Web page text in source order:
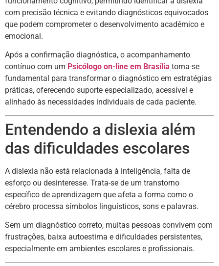
com precisão técnica e evitando diagnósticos equivocados
que podem comprometer o desenvolvimento acadêmico e
emocional.
Após a confirmação diagnóstica, o acompanhamento
contínuo com um Psicólogo on-line em Brasília torna-se
fundamental para transformar o diagnóstico em estratégias
práticas, oferecendo suporte especializado, acessível e
alinhado às necessidades individuais de cada paciente.
Entendendo a dislexia além
das dificuldades escolares
A dislexia não está relacionada à inteligência, falta de
esforço ou desinteresse. Trata-se de um transtorno
específico de aprendizagem que afeta a forma como o
cérebro processa símbolos linguísticos, sons e palavras.
Sem um diagnóstico correto, muitas pessoas convivem com
frustrações, baixa autoestima e dificuldades persistentes,
especialmente em ambientes escolares e profissionais.